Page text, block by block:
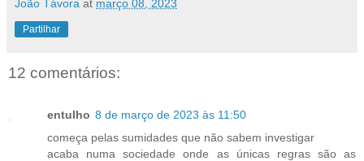
João Távora at março 08, 2023
Partilhar
12 comentários:
entulho 8 de março de 2023 às 11:50
começa pelas sumidades que não sabem investigar
acaba numa sociedade onde as únicas regras são as